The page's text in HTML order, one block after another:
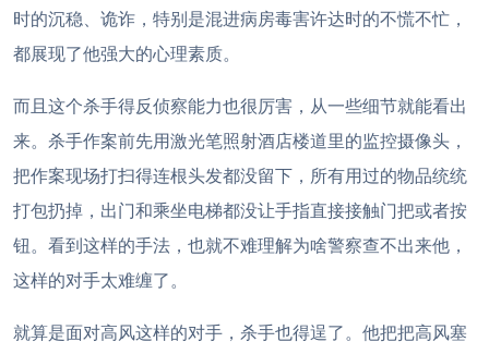
时的沉稳、诡诈，特别是混进病房毒害许达时的不慌不忙，
都展现了他强大的心理素质。
而且这个杀手得反侦察能力也很厉害，从一些细节就能看出
来。杀手作案前先用激光笔照射酒店楼道里的监控摄像头，
把作案现场打扫得连根头发都没留下，所有用过的物品统统
打包扔掉，出门和乘坐电梯都没让手指直接接触门把或者按
钮。看到这样的手法，也就不难理解为啥警察查不出来他，
这样的对手太难缠了。
就算是面对高风这样的对手，杀手也得逞了。他把把高风塞